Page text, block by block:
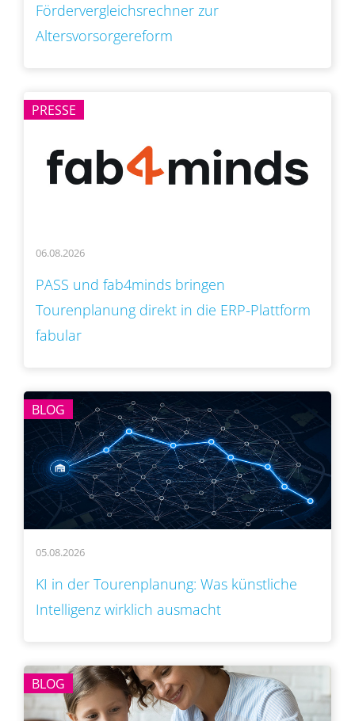
Fördervergleichsrechner zur
Altersvorsorgereform
PRESSE
06.08.2026
PASS und fab4minds bringen
Tourenplanung direkt in die ERP-Plattform
fabular
BLOG
05.08.2026
KI in der Tourenplanung: Was künstliche
Intelligenz wirklich ausmacht
BLOG